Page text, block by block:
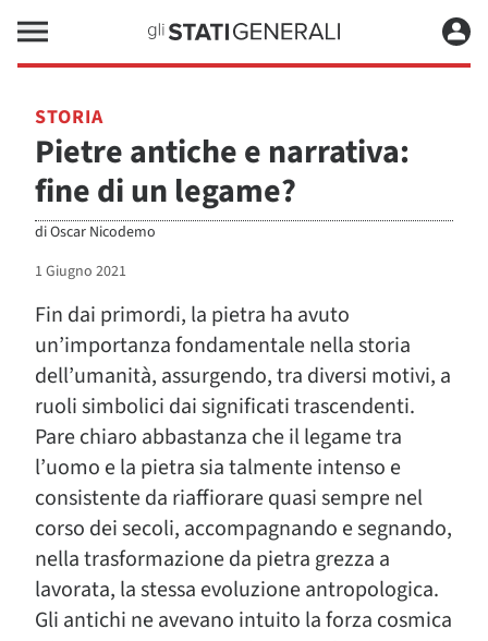
STORIA
Pietre antiche e narrativa:
fine di un legame?
diOscar Nicodemo
1 Giugno 2021
Fin dai primordi, la pietra ha avuto
un’importanza fondamentale nella storia
dell’umanità, assurgendo, tra diversi motivi, a
ruoli simbolici dai significati trascendenti.
Pare chiaro abbastanza che il legame tra
l’uomo e la pietra sia talmente intenso e
consistente da riaffiorare quasi sempre nel
corso dei secoli, accompagnando e segnando,
nella trasformazione da pietra grezza a
lavorata, la stessa evoluzione antropologica.
Gli antichi ne avevano intuito la forza cosmica